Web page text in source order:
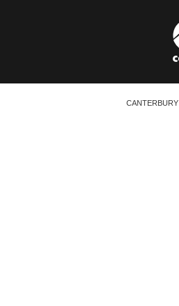
CANTERBURY